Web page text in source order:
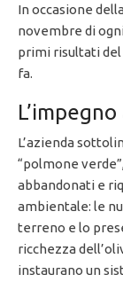
In occasione
novembre di
primi risultati del
fa.
L’azienda
“polmone
abbandonati e
ambientale: le
terreno e lo
ricchezza
instaurano un